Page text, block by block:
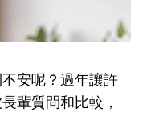
安呢？過年讓許
輩質問和比較，